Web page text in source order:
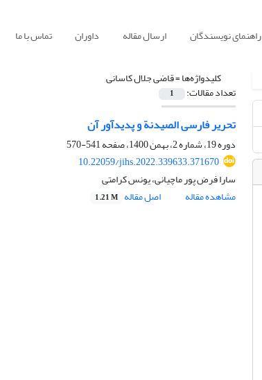
راهنمای نویسندگان ارسال مقاله داوران تماس با ما
کلیدواژه‌ها =قاضی جلال کاسانی
تعداد مقالات: 1
تحریر فارسی الصیدنة و پدیدآور آن
دوره 19، شماره 2، بهمن 1400، صفحه
541-570
10.22059/jihs.2022.339633.371670
سارا فرض پور ماچیانی، یونس کرامتی
مشاهده مقاله
اصل مقاله 1.21 M